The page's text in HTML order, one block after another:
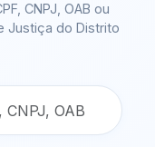
CNPJ, OAB ou
Justiça do Distrito